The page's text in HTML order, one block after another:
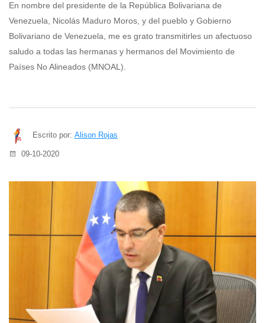
En nombre del presidente de la República Bolivariana de
Venezuela, Nicolás Maduro Moros, y del pueblo y Gobierno
Bolivariano de Venezuela, me es grato transmitirles un afectuoso
saludo a todas las hermanas y hermanos del Movimiento de
Países No Alineados (MNOAL).
Escrito por: Alison Rojas
09-10-2020